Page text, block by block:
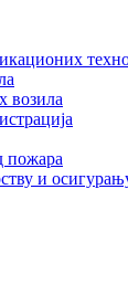
возила
пожара
и